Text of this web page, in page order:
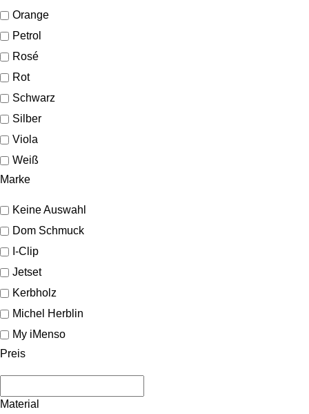
Orange
Petrol
Rosé
Rot
Schwarz
Silber
Viola
Weiß
Marke
Keine Auswahl
Dom Schmuck
I-Clip
Jetset
Kerbholz
Michel Herblin
My iMenso
Preis
Material